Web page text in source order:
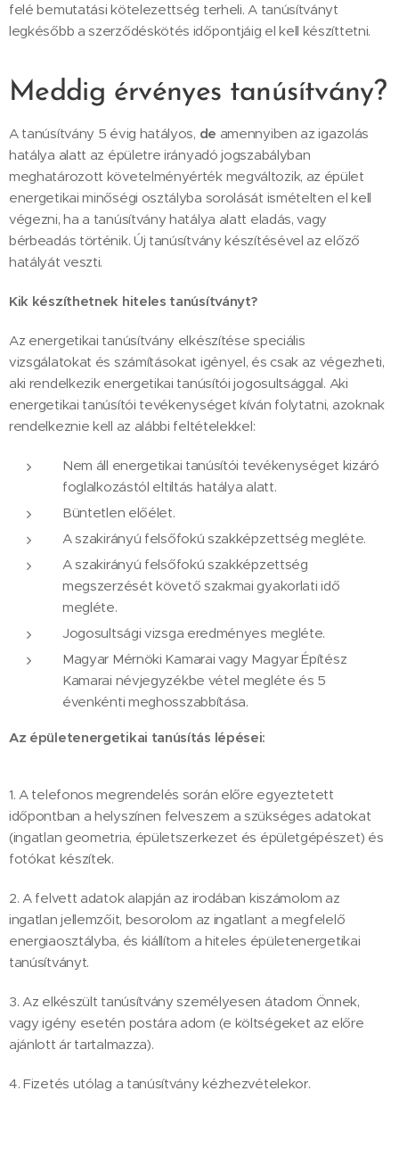
felé bemutatási kötelezettség terheli. A tanúsítványt
legkésőbb a szerződéskötés időpontjáig el kell készíttetni.
Meddig érvényes tanúsítvány?
A tanúsítvány 5 évig hatályos, de amennyiben az igazolás
hatálya alatt az épületre irányadó jogszabályban
meghatározott követelményérték megváltozik, az épület
energetikai minőségi osztályba sorolását ismételten el kell
végezni, ha a tanúsítvány hatálya alatt eladás, vagy
bérbeadás történik. Új tanúsítvány készítésével az előző
hatályát veszti.
Kik készíthetnek hiteles tanúsítványt?
Az energetikai tanúsítvány elkészítése speciális
vizsgálatokat és számításokat igényel, és csak az végezheti,
aki rendelkezik energetikai tanúsítói jogosultsággal. Aki
energetikai tanúsítói tevékenységet kíván folytatni, azoknak
rendelkeznie kell az alábbi feltételekkel:
Nem áll energetikai tanúsítói tevékenységet kizáró
foglalkozástól eltiltás hatálya alatt.
Büntetlen előélet.
A szakirányú felsőfokú szakképzettség megléte.
A szakirányú felsőfokú szakképzettség
megszerzését követő szakmai gyakorlati idő
megléte.
Jogosultsági vizsga eredményes megléte.
Magyar Mérnöki Kamarai vagy Magyar Építész
Kamarai névjegyzékbe vétel megléte és 5
évenkénti meghosszabbítása.
Az épületenergetikai tanúsítás lépései:
1. A telefonos megrendelés során előre egyeztetett
időpontban a helyszínen felveszem a szükséges adatokat
(ingatlan geometria, épületszerkezet és épületgépészet) és
fotókat készítek.
2. A felvett adatok alapján az irodában kiszámolom az
ingatlan jellemzőit, besorolom az ingatlant a megfelelő
energiaosztályba, és kiállítom a hiteles épületenergetikai
tanúsítványt.
3. Az elkészült tanúsítvány személyesen átadom Önnek,
vagy igény esetén postára adom (e költségeket az előre
ajánlott ár tartalmazza).
4. Fizetés utólag a tanúsítvány kézhezvételekor.